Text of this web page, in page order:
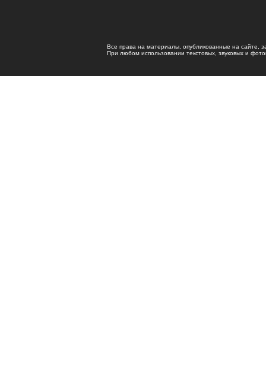
Все права на материалы, опубликованные на сайте,
При любом использовании текстовых, звуковых и